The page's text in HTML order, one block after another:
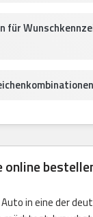
für
in eine der